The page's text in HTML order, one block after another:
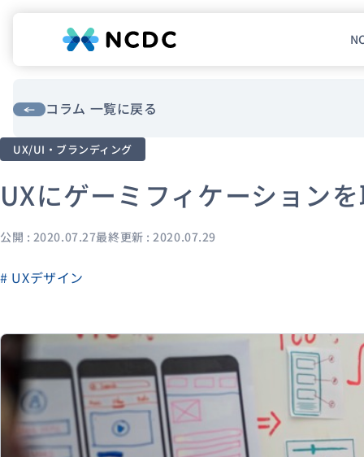
サービス
企業情報
事例紹介
セミナーコラム お知らせ
資料ダウンロード
コラム 一覧に戻る
UX/UI・ブランディング
UXにゲーミフィケーション
公開 : 2020.07.27最終更新 : 2020.07.29
# UXデザイン